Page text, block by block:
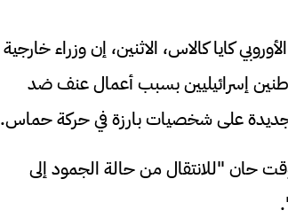
كايا كالاس، الاثنين، إن وزراء خارجية
إسرائيليين بسبب أعمال عنف ضد
جديدة على شخصيات بارزة في حركة حماس.
حان "للانتقال من حالة الجمود إلى